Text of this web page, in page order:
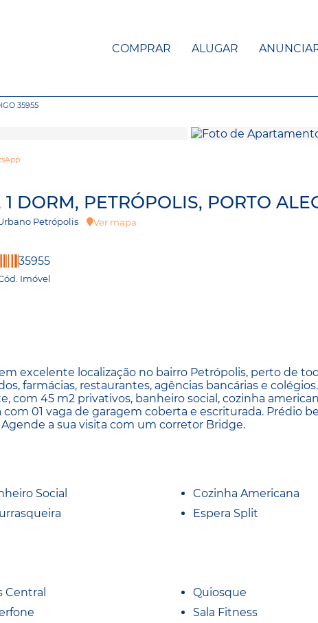
COMPRAR ALUGAR
35955
DORM, PETRÓPOLIS, PORTO
Petrópolis Ver mapa
35955
Imóvel
excelente localização no bairro Petrópolis, perto de
farmácias, restaurantes, agências bancárias e colégios.
com 45 m2 privativos, banheiro social, cozinha
01 vaga de garagem coberta e escriturada. Prédio
a sua visita com um corretor Bridge.
Social
Cozinha Americana
Espera Split
Central
Quiosque
Sala Fitness